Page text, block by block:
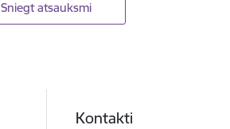
Sniegt atsauksmi
Kontakti